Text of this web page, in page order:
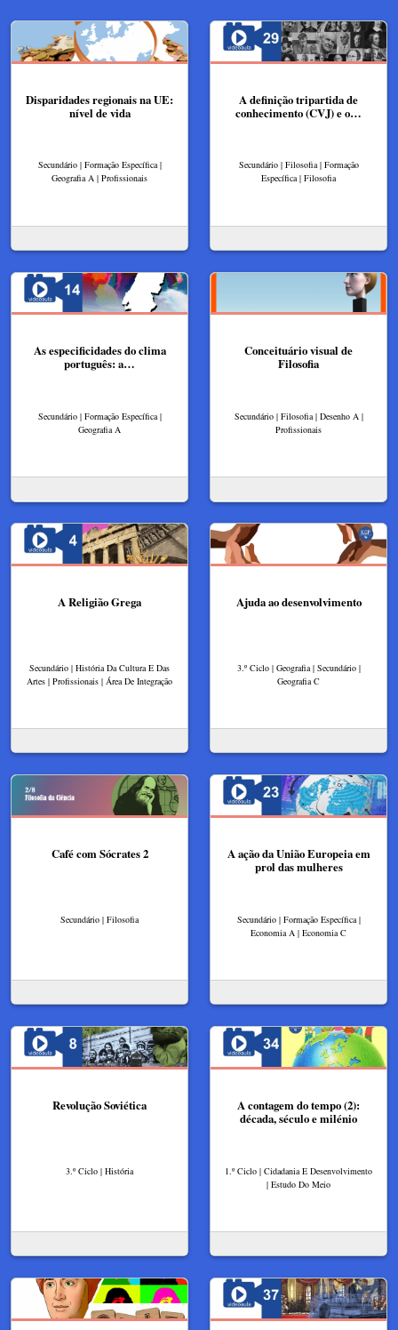
Disparidades regionais na UE:
nível de vida
Secundário | Formação Específica |
Geografia A | Profissionais
A definição tripartida de
conhecimento (CVJ) e o…
Secundário | Filosofia | Formação
Específica | Filosofia
As especificidades do clima
português: a…
Secundário | Formação Específica |
Geografia A
Conceituário visual de
Filosofia
Secundário | Filosofia | Desenho A |
Profissionais
A Religião Grega
Secundário | História Da Cultura E Das
Artes | Profissionais | Área De Integração
Ajuda ao desenvolvimento
3.º Ciclo | Geografia | Secundário |
Geografia C
Café com Sócrates 2
Secundário | Filosofia
A ação da União Europeia em
prol das mulheres
Secundário | Formação Específica |
Economia A | Economia C
Revolução Soviética
3.º Ciclo | História
A contagem do tempo (2):
década, século e milénio
1.º Ciclo | Cidadania E Desenvolvimento
| Estudo Do Meio